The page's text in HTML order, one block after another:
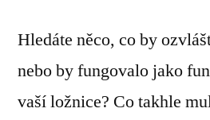
Hledáte něco, co by
nebo by fungovalo jako
vaší ložnice? Co takhle